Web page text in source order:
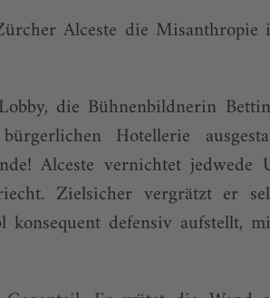
Alceste die
die Bühnenbildnerin
Hotellerie
Alceste vernichtet jedwede
Zielsicher vergrätzt er
defensiv aufstellt,